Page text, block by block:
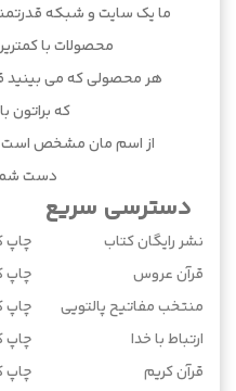
ما یک سایت و شبکه
محصولات با
هر محصولی که می بینید
که براتون
از اسم مان مشخص است
دست
دسترسی سریع
نشر رایگان کتاب
قرآن عروس
منتخب مفاتیح پالتویی
ارتباط با خدا
قرآن کریم
چاپ
چاپ
چاپ
چاپ
چاپ